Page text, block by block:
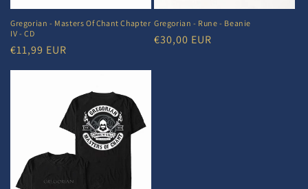
Gregorian - Masters Of Chant Chapter
IV - CD
Normaler
€11,99 EUR
Gregorian - Rune - Beanie
Normaler
€30,00 EUR